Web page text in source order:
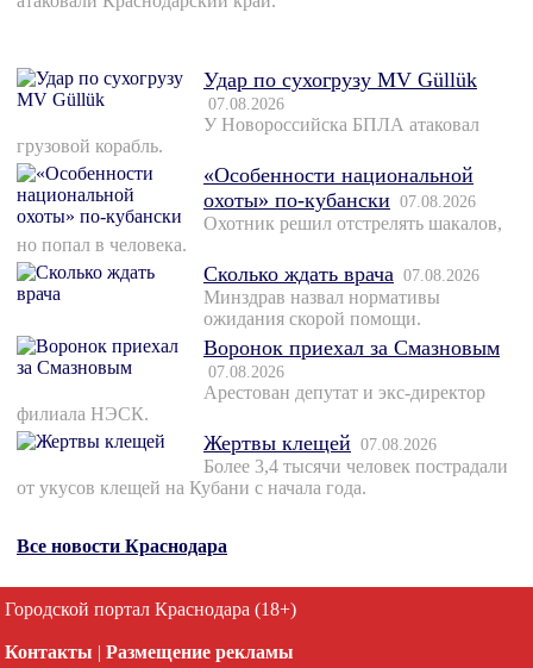
Удар по сухогрузу MV Güllük
07.08.2026
У Новороссийска БПЛА атаковал
грузовой корабль.
«Особенности национальной
охоты» по-кубански 07.08.2026
Охотник решил отстрелять шакалов,
но попал в человека.
Сколько ждать врача 07.08.2026
Минздрав назвал нормативы
ожидания скорой помощи.
Воронок приехал за Смазновым
07.08.2026
Арестован депутат и экс-директор
филиала НЭСК.
Жертвы клещей 07.08.2026
Более 3,4 тысячи человек пострадали
от укусов клещей на Кубани с начала года.
Все новости Краснодара
Городской портал Краснодара (18+)
Контакты | Размещение рекламы